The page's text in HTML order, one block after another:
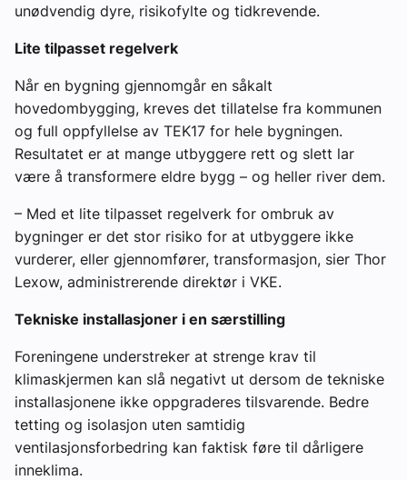
unødvendig dyre, risikofylte og tidkrevende.
Lite tilpasset regelverk
Når en bygning gjennomgår en såkalt
hovedombygging, kreves det tillatelse fra kommunen
og full oppfyllelse av TEK17 for hele bygningen.
Resultatet er at mange utbyggere rett og slett lar
være å transformere eldre bygg – og heller river dem.
– Med et lite tilpasset regelverk for ombruk av
bygninger er det stor risiko for at utbyggere ikke
vurderer, eller gjennomfører, transformasjon, sier Thor
Lexow, administrerende direktør i VKE.
Tekniske installasjoner i en særstilling
Foreningene understreker at strenge krav til
klimaskjermen kan slå negativt ut dersom de tekniske
installasjonene ikke oppgraderes tilsvarende. Bedre
tetting og isolasjon uten samtidig
ventilasjonsforbedring kan faktisk føre til dårligere
inneklima.